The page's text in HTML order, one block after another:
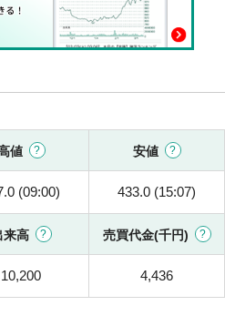
値 安値
(09:00) 433.0 (15:07)
来高 売買代金(千円)
10,200 4,436